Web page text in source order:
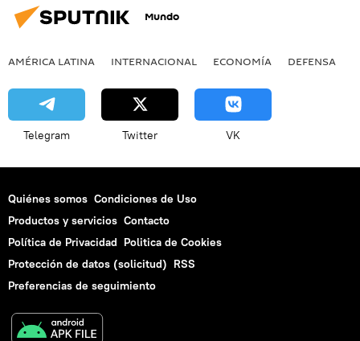
Mundo
AMÉRICA LATINA INTERNACIONAL ECONOMÍA DEFENSA
Telegram Twitter VK
Quiénes somos Condiciones de Uso
Productos y servicios Contacto
Política de Privacidad Politica de Cookies
Protección de datos (solicitud) RSS
Preferencias de seguimiento